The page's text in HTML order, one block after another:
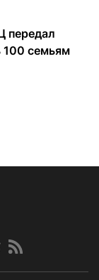
передал
семьям